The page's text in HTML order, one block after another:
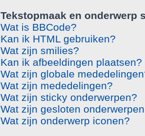
Tekstopmaak en onderwerp
Wat is BBCode?
Kan ik HTML gebruiken?
Wat zijn smilies?
Kan ik afbeeldingen plaatsen?
Wat zijn globale
Wat zijn mededelingen?
Wat zijn sticky onderwerpen?
Wat zijn gesloten
Wat zijn onderwerp iconen?